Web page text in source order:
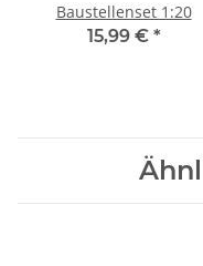
Baustellenset 1:20
15,99 € *